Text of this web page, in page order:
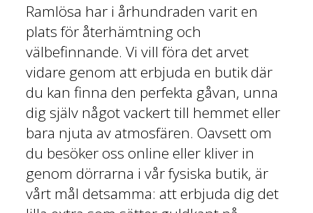
Ramlösa har i århundraden varit en
plats för återhämtning och
välbefinnande. Vi vill föra det arvet
vidare genom att erbjuda en butik där
du kan finna den perfekta gåvan, unna
dig själv något vackert till hemmet eller
bara njuta av atmosfären. Oavsett om
du besöker oss online eller kliver in
genom dörrarna i vår fysiska butik, är
vårt mål detsamma: att erbjuda dig det